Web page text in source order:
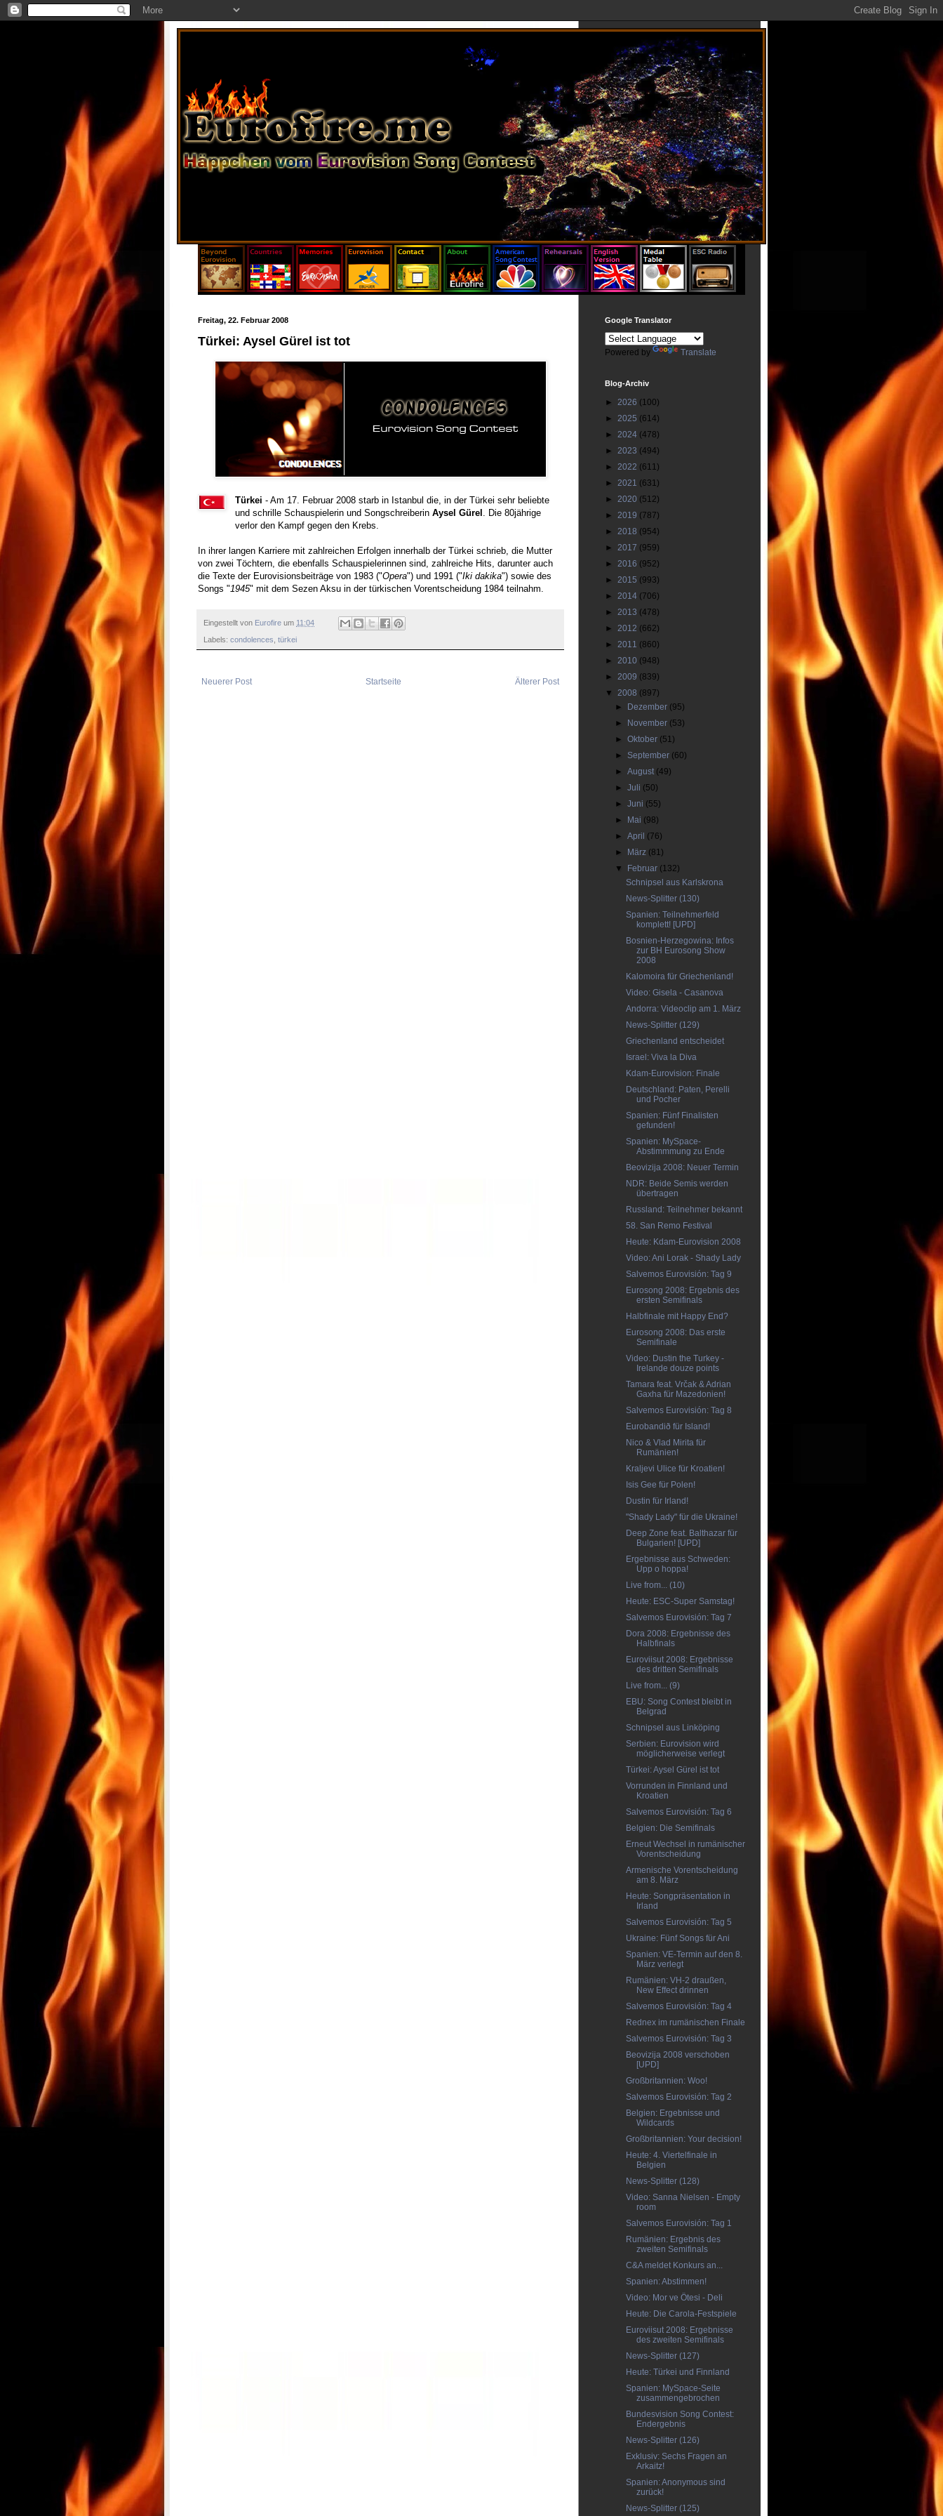
Freitag, 22. Februar 2008
Türkei: Aysel Gürel ist tot
Türkei - Am 17. Februar 2008 starb in Istanbul die, in der Türkei sehr beliebte
und schrille Schauspielerin und SongschreiberinAysel Gürel . Die 80jährige
verlor den Kampf gegen den Krebs.
In ihrer langen Karriere mit zahlreichen Erfolgen innerhalb der Türkei schrieb, die Mutter
von zwei Töchtern, die ebenfalls Schauspielerinnen sind, zahlreiche Hits, darunter auch
die Texte der Eurovisionsbeiträge von 1983 ("Opera") und 1991 ("Iki dakika") sowie des
Songs " 1945" mit dem Sezen Aksu in der türkischen Vorentscheidung 1984 teilnahm.
Eingestellt von Eurofire um 11:04
Labels: condolences türkei
Neuerer Post Älterer Post
Startseite
Google Translator
Powered by Translate
Blog-Archiv
► 2026 (100)
► 2025 (614)
► 2024 (478)
► 2023 (494)
► 2022 (611)
► 2021 (631)
► 2020 (512)
► 2019 (787)
► 2018 (954)
► 2017 (959)
► 2016 (952)
► 2015 (993)
► 2014 (706)
► 2013 (478)
► 2012 (662)
► 2011 (860)
► 2010 (948)
► 2009 (839)
▼ 2008 (897)
►
Dezember (95)
►
November (53)
►Oktober (51)
► September (60)
►August (49)
►Juli (50)
►Juni (55)
►
Mai (98)
►April (76)
►
März (81)
▼
Februar (132)
Schnipsel aus Karlskrona
News-Splitter (130)
Spanien: Teilnehmerfeld
komplett! [UPD]
Bosnien-Herzegowina: Infos
zur BH Eurosong Show
2008
Kalomoira für Griechenland!
Video: Gisela - Casanova
Andorra: Videoclip am 1. März
News-Splitter (129)
Griechenland entscheidet
Israel: Viva la Diva
Kdam-Eurovision: Finale
Deutschland: Paten, Perelli
und Pocher
Spanien: Fünf Finalisten
gefunden!
Spanien: MySpace-
Abstimmmung zu Ende
Beovizija 2008: Neuer Termin
NDR: Beide Semis werden
übertragen
Russland: Teilnehmer bekannt
58. San Remo Festival
Heute: Kdam-Eurovision 2008
Video: Ani Lorak - Shady Lady
Salvemos Eurovisión: Tag 9
Eurosong 2008: Ergebnis des
ersten Semifinals
Halbfinale mit Happy End?
Eurosong 2008: Das erste
Semifinale
Video: Dustin the Turkey -
Irelande douze points
Tamara feat. Vrčak & Adrian
Gaxha für Mazedonien!
Salvemos Eurovisión: Tag 8
Eurobandið für Island!
Nico & Vlad Mirita für
Rumänien!
Kraljevi Ulice für Kroatien!
Isis Gee für Polen!
Dustin für Irland!
"Shady Lady" für die Ukraine!
Deep Zone feat. Balthazar für
Bulgarien! [UPD]
Ergebnisse aus Schweden:
Upp o hoppa!
Live from... (10)
Heute: ESC-Super Samstag!
Salvemos Eurovisión: Tag 7
Dora 2008: Ergebnisse des
Halbfinals
Euroviisut 2008: Ergebnisse
des dritten Semifinals
Live from... (9)
EBU: Song Contest bleibt in
Belgrad
Schnipsel aus Linköping
Serbien: Eurovision wird
möglicherweise verlegt
Türkei: Aysel Gürel ist tot
Vorrunden in Finnland und
Kroatien
Salvemos Eurovisión: Tag 6
Belgien: Die Semifinals
Erneut Wechsel in rumänischer
Vorentscheidung
Armenische Vorentscheidung
am 8. März
Heute: Songpräsentation in
Irland
Salvemos Eurovisión: Tag 5
Ukraine: Fünf Songs für Ani
Spanien: VE-Termin auf den 8.
März verlegt
Rumänien: VH-2 draußen,
New Effect drinnen
Salvemos Eurovisión: Tag 4
Rednex im rumänischen Finale
Salvemos Eurovisión: Tag 3
Beovizija 2008 verschoben
[UPD]
Großbritannien: Woo!
Salvemos Eurovisión: Tag 2
Belgien: Ergebnisse und
Wildcards
Großbritannien: Your decision!
Heute: 4. Viertelfinale in
Belgien
News-Splitter (128)
Video: Sanna Nielsen - Empty
room
Salvemos Eurovisión: Tag 1
Rumänien: Ergebnis des
zweiten Semifinals
C&A meldet Konkurs an...
Spanien: Abstimmen!
Video: Mor ve Ötesi - Deli
Heute: Die Carola-Festspiele
Euroviisut 2008: Ergebnisse
des zweiten Semifinals
News-Splitter (127)
Heute: Türkei und Finnland
Spanien: MySpace-Seite
zusammengebrochen
Bundesvision Song Contest:
Endergebnis
News-Splitter (126)
Exklusiv: Sechs Fragen an
Arkaitz!
Spanien: Anonymous sind
zurück!
News-Splitter (125)